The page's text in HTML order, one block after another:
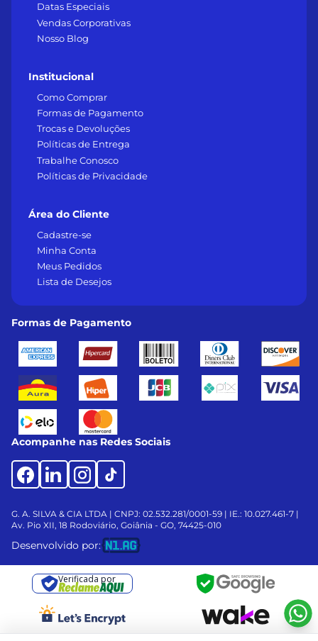
Datas Especiais
Vendas Corporativas
Nosso Blog
Institucional
Como Comprar
Formas de Pagamento
Trocas e Devoluções
Políticas de Entrega
Trabalhe Conosco
Políticas de Privacidade
Área do Cliente
Cadastre-se
Minha Conta
Meus Pedidos
Lista de Desejos
Formas de Pagamento
Acompanhe nas Redes Sociais
G. A. SILVA & CIA LTDA | CNPJ: 02.532.281/0001-59 | IE.: 10.027.461-7 |
Av. Pio XII, 18 Rodoviário, Goiânia - GO, 74425-010
Desenvolvido por:
Verificada por